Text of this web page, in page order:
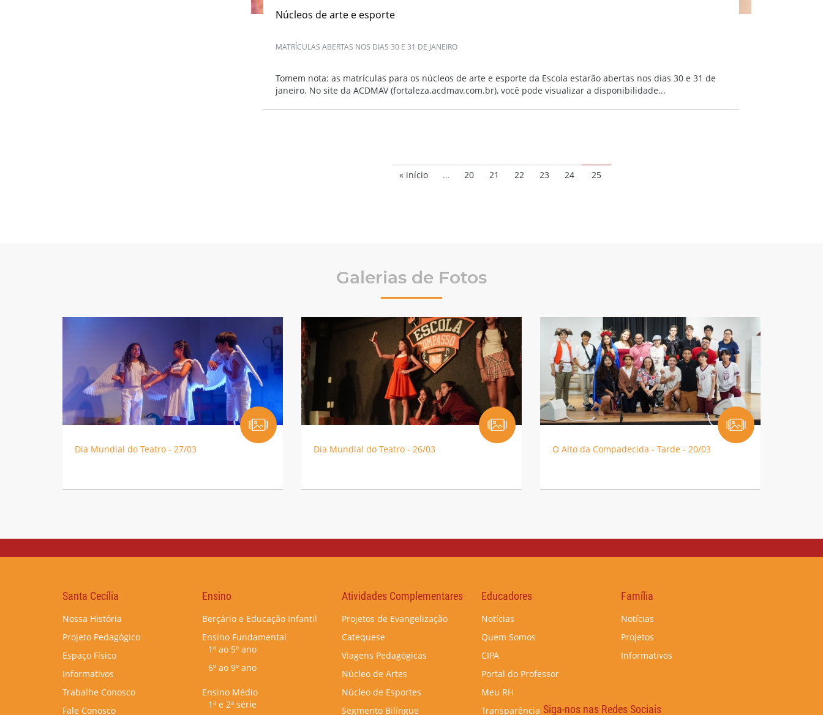
Núcleos de arte e esporte
MATRÍCULAS ABERTAS NOS DIAS 30 E 31 DE JANEIRO
Tomem nota: as matrículas para os núcleos de arte e esporte da Escola estarão abertas nos dias 30 e 31 de
janeiro. No site da ACDMAV (fortaleza.acdmav.com.br), você pode visualizar a disponibilidade...
« início … 20 21 22 23 24 25
Galerias de Fotos
Dia Mundial do Teatro - 27/03 Dia Mundial do Teatro - 26/03 O Alto da Compadecida - Tarde - 20/03
Santa Cecília
Nossa História
Projeto Pedagógico
Espaço Físico
Informativos
Trabalhe Conosco
Fale Conosco
Ensino
Berçário e Educação Infantil
Ensino Fundamental
1º ao 5º ano
6º ao 9º ano
Ensino Médio
1ª e 2ª série
Atividades Complementares
Projetos de Evangelização
Catequese
Viagens Pedagógicas
Núcleo de Artes
Núcleo de Esportes
Segmento Bilíngue
Educadores
Notícias
Quem Somos
CIPA
Portal do Professor
Meu RH
Transparência
Família
Notícias
Projetos
Informativos
Siga-nos nas Redes Sociais